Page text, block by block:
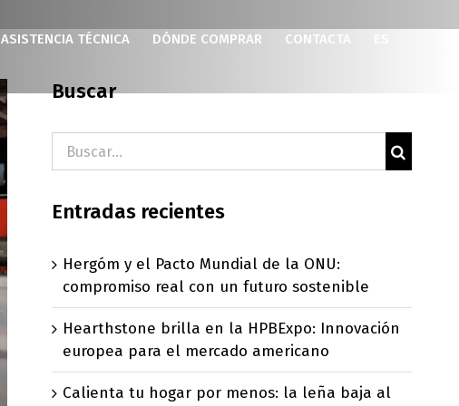
ASISTENCIA TÉCNICA DÓNDE COMPRAR CONTACTA
Buscar
Buscar:
Entradas recientes
Hergóm y el Pacto Mundial de la ONU:
compromiso real con un futuro sostenible
Hearthstone brilla en la HPBExpo: Innovación
europea para el mercado americano
Calienta tu hogar por menos: la leña baja al